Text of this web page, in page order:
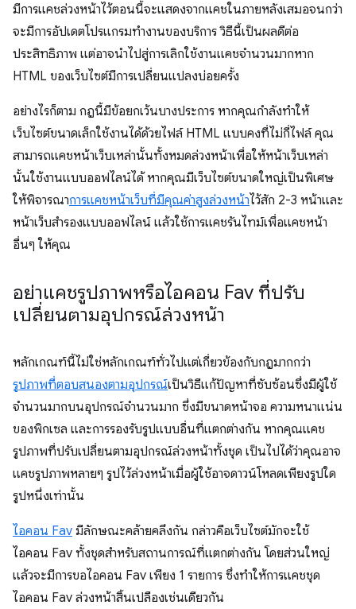
มีการแคชล่วงหน้าไว้ตอนนี้จะแสดงจากแคชในภายหลังเสมอจนกว่า
จะมีการอัปเดตโปรแกรมทำงานของบริการ วิธีนี้เป็นผลดีต่อ
ประสิทธิภาพ แต่อาจนำไปสู่การเลิกใช้งานแคชจำนวนมากหาก
HTML ของเว็บไซต์มีการเปลี่ยนแปลงบ่อยครั้ง
อย่างไรก็ตาม กฎนี้มีข้อยกเว้นบางประการ หากคุณกำลังทำให้
เว็บไซต์ขนาดเล็กใช้งานได้ด้วยไฟล์ HTML แบบคงที่ไม่กี่ไฟล์ คุณ
สามารถแคชหน้าเว็บเหล่านั้นทั้งหมดล่วงหน้าเพื่อให้หน้าเว็บเหล่า
นั้นใช้งานแบบออฟไลน์ได้ หากคุณมีเว็บไซต์ขนาดใหญ่เป็นพิเศษ
ให้พิจารณาการแคชหน้าเว็บที่มีคุณค่าสูงล่วงหน้าไว้สัก 2-3 หน้าและ
หน้าเว็บสำรองแบบออฟไลน์ แล้วใช้การแคชรันไทม์เพื่อแคชหน้า
อื่นๆ ให้คุณ
อย่าแคชรูปภาพหรือไอคอน Fav ที่ปรับ
เปลี่ยนตามอุปกรณ์ล่วงหน้า
หลักเกณฑ์นี้ไม่ใช่หลักเกณฑ์ทั่วไปแต่เกี่ยวข้องกับกฎมากกว่า
รูปภาพที่ตอบสนองตามอุปกรณ์เป็นวิธีแก้ปัญหาที่ซับซ้อนซึ่งมีผู้ใช้
จำนวนมากบนอุปกรณ์จำนวนมาก ซึ่งมีขนาดหน้าจอ ความหนาแน่น
ของพิกเซล และการรองรับรูปแบบอื่นที่แตกต่างกัน หากคุณแคช
รูปภาพที่ปรับเปลี่ยนตามอุปกรณ์ล่วงหน้าทั้งชุด เป็นไปได้ว่าคุณอาจ
แคชรูปภาพหลายๆ รูปไว้ล่วงหน้าเมื่อผู้ใช้อาจดาวน์โหลดเพียงรูปใด
รูปหนึ่งเท่านั้น
ไอคอน Fav มีลักษณะคล้ายคลึงกัน กล่าวคือเว็บไซต์มักจะใช้
ไอคอน Fav ทั้งชุดสำหรับสถานการณ์ที่แตกต่างกัน โดยส่วนใหญ่
แล้วจะมีการขอไอคอน Fav เพียง 1 รายการ ซึ่งทำให้การแคชชุด
ไอคอน Fav ล่วงหน้าสิ้นเปลืองเช่นเดียวกัน